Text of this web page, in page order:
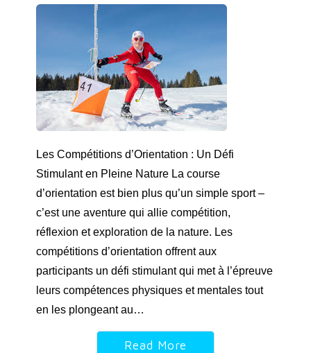
Les Compétitions d’Orientation : Un Défi
Stimulant en Pleine Nature La course
d’orientation est bien plus qu’un simple sport –
c’est une aventure qui allie compétition,
réflexion et exploration de la nature. Les
compétitions d’orientation offrent aux
participants un défi stimulant qui met à l’épreuve
leurs compétences physiques et mentales tout
en les plongeant au…
Read More